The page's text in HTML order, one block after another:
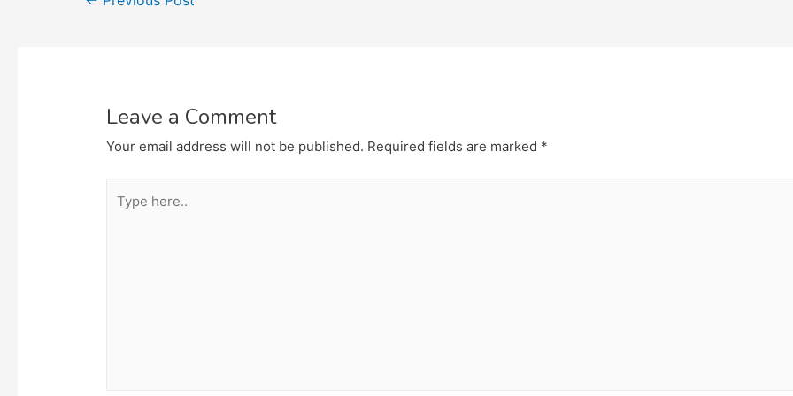
Leave a Comment
Your email address will not be published. Required fields are marked *
here..